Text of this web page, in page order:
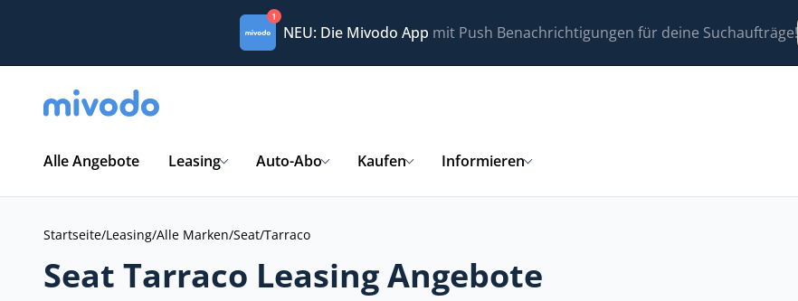
1
NEU: Die Mivodo App mit Push Benachrichtigungen für deine Suchaufträge!
Alle Angebote Leasing Auto-Abo Kaufen Informieren
Startseite/Leasing/Alle Marken/Seat/Tarraco
Seat Tarraco Leasing Angebote